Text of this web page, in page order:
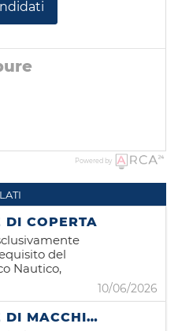
Powered by
COPERTA
del
Nautico,
Euromed,
merci, è alla
posizione
10/06/2026
ALLIEVO UFFICIALE DI MACCHINE